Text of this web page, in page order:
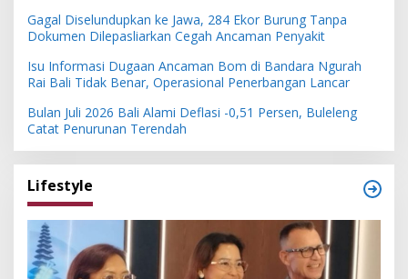
Gagal Diselundupkan ke Jawa, 284 Ekor Burung Tanpa
Dokumen Dilepasliarkan Cegah Ancaman Penyakit
Isu Informasi Dugaan Ancaman Bom di Bandara Ngurah
Rai Bali Tidak Benar, Operasional Penerbangan Lancar
Bulan Juli 2026 Bali Alami Deflasi -0,51 Persen, Buleleng
Catat Penurunan Terendah
Lifestyle